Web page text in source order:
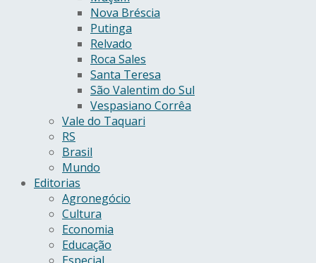
Nova Bréscia
Putinga
Relvado
Roca Sales
Santa Teresa
São Valentim do Sul
Vespasiano Corrêa
Vale do Taquari
RS
Brasil
Mundo
Editorias
Agronegócio
Cultura
Economia
Educação